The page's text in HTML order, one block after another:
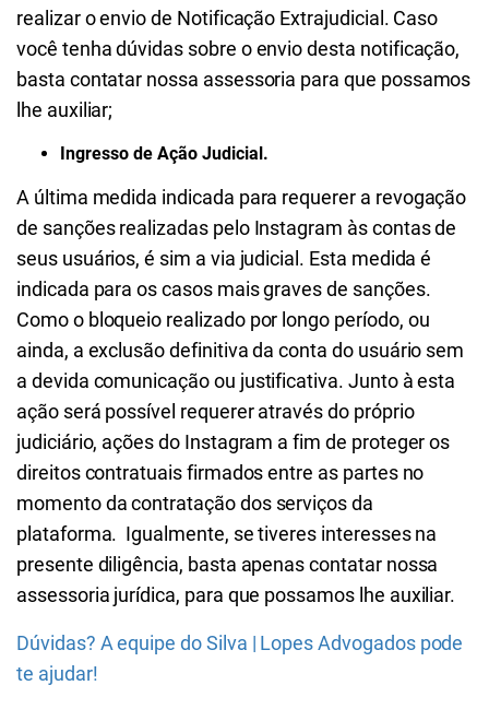
realizar o envio de Notificação Extrajudicial. Caso
você tenha dúvidas sobre o envio desta notificação,
basta contatar nossa assessoria para que possamos
lhe auxiliar;
Ingresso de Ação Judicial.
A última medida indicada para requerer a revogação
de sanções realizadas pelo Instagram às contas de
seus usuários, é sim a via judicial. Esta medida é
indicada para os casos mais graves de sanções.
Como o bloqueio realizado por longo período, ou
ainda, a exclusão definitiva da conta do usuário sem
a devida comunicação ou justificativa. Junto à esta
ação será possível requerer através do próprio
judiciário, ações do Instagram a fim de proteger os
direitos contratuais firmados entre as partes no
momento da contratação dos serviços da
plataforma. Igualmente, se tiveres interesses na
presente diligência, basta apenas contatar nossa
assessoria jurídica, para que possamos lhe auxiliar.
Dúvidas? A equipe do Silva | Lopes Advogados pode
te ajudar!